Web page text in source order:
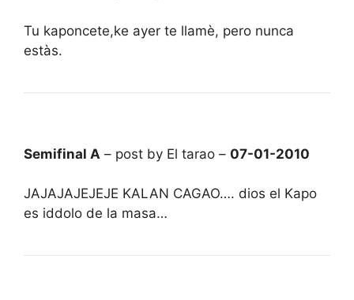
Tu kaponcete,ke ayer te llamè, pero nunca
estàs.
Semifinal A – post by El tarao – 07-01-2010
JAJAJAJEJEJE KALAN CAGAO…. dios el Kapo
es iddolo de la masa…